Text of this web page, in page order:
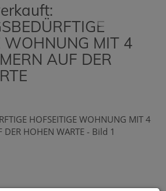
WOHNUNG MIT 4
AUF DER